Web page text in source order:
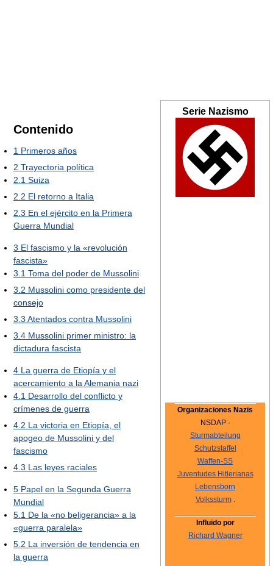
Serie Nazismo
Organizaciones Nazis
NSDAP ·
Sturmabteilung
Schutzstaffel
Waffen-SS
Juventudes Hitlerianas
Lebensborn
Volkssturm.
Influido por
Richard Wagner
Contenido
1 Primeros años
2 Trayectoria política
2.1 Suiza
2.2 El retorno a Italia
2.3 En el ejército en la Primera
Guerra Mundial
3 El fascismo y la «revolución
fascista»
3.1 Toma del poder de Mussolini
3.2 Mussolini como presidente del
consejo
3.3 Atentados contra Mussolini
3.4 Mussolini primer ministro: la
dictadura fascista
4 La guerra de Etiopía y el
acercamiento a la Alemania nazi
4.1 Desarrollo del conflicto y
crímenes de guerra
4.2 La victoria en Etiopía, el
apogeo de Mussolini y del
fascismo
4.3 Las leyes raciales
5 Papel en la Segunda Guerra
Mundial
5.1 De la «no beligerancia» a la
«guerra paralela»
5.2 La inversión de tendencia en
la guerra